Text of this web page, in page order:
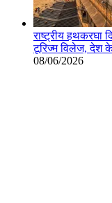
राष्ट्रीय हथकरघा
टूरिज्म विलेज, देश
08/06/2026